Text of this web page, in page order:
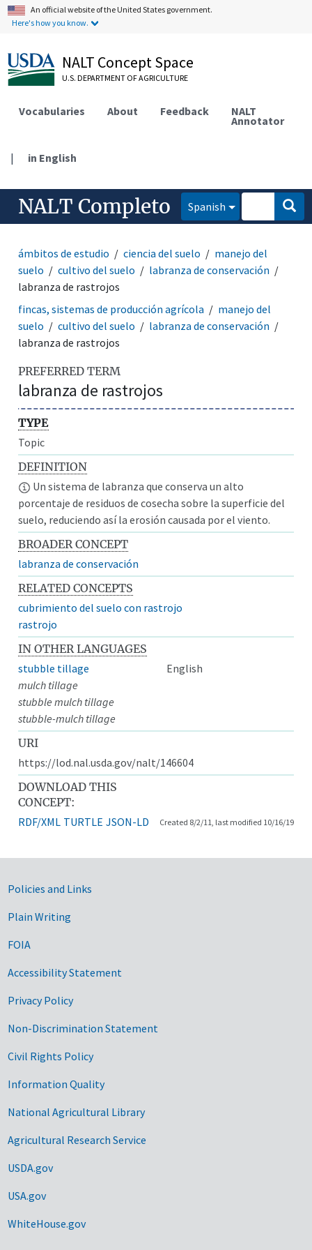
An official website of the United States government.
Here's how you know.
NALT Concept Space
U.S. DEPARTMENT OF AGRICULTURE
Vocabularies About Feedback NALT
Annotator
| in English
NALT Completo Spanish
ámbitos de estudio ciencia del suelo
manejo del
suelo
cultivo del suelo
labranza de conservación
labranza de rastrojos
fincas, sistemas de producción agrícola
manejo del
suelo
cultivo del suelo
labranza de conservación
labranza de rastrojos
PREFERRED TERM
labranza de rastrojos
TYPE
Topic
DEFINITION
Un sistema de labranza que conserva un alto
porcentaje de residuos de cosecha sobre la superficie del
suelo, reduciendo así la erosión causada por el viento.
BROADER CONCEPT
labranza de conservación
RELATED CONCEPTS
cubrimiento del suelo con rastrojo
rastrojo
IN OTHER LANGUAGES
stubble tillage
English
mulch tillage
stubble mulch tillage
stubble-mulch tillage
URI
https://lod.nal.usda.gov/nalt/146604
DOWNLOAD THIS
CONCEPT:
RDF/XML TURTLE JSON-LD Created 8/2/11, last modified 10/16/19
Government Links
Policies and Links
Plain Writing
FOIA
Accessibility Statement
Privacy Policy
Non-Discrimination Statement
Civil Rights Policy
Information Quality
National Agricultural Library
Agricultural Research Service
USDA.gov
USA.gov
WhiteHouse.gov